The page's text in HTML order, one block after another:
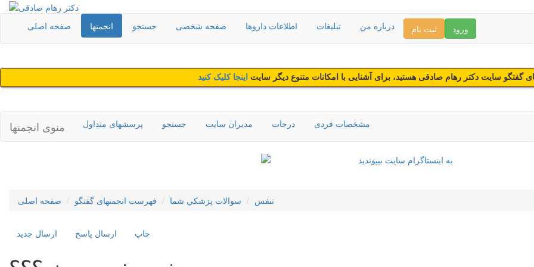
صفحه اصلی انجمنها جستجو صفحه شخصی اطلاعات داروها تبلیغات درباره من ثبت نام ورود
گفتگو سایت دکتر رهام صادقی هستید، برای آشنایی با امکانات متنوع دیگر سایت اینجا کلیک کنید
منوی انجمنها پرسشهای متداول جستجو مدیران سایت درجات مشخصات فردی
صفحه اصلی فهرست انجمنهای گفتگو سوالات پزشکي شما تنفس
ارسال جديد ارسال پاسخ چاپ